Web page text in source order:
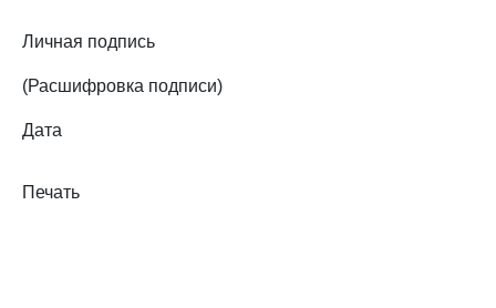
Личная подпись
(Расшифровка подписи)
Дата
Печать